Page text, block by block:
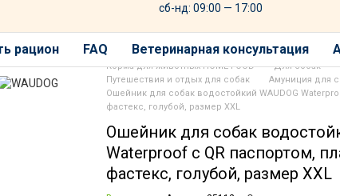
сб-нд: 09:00 — 17:00
рацион FAQ Ветеринарная консультация
Корма для животных HOME FOOD
Для собак
Путешествия и отдых для собак
Амуниция для
Ошейник для собак водостойкий WAUDOG
фастекс, голубой, размер XXL
Ошейник для собак
Waterproof с QR паспортом,
фастекс, голубой, размер XXL